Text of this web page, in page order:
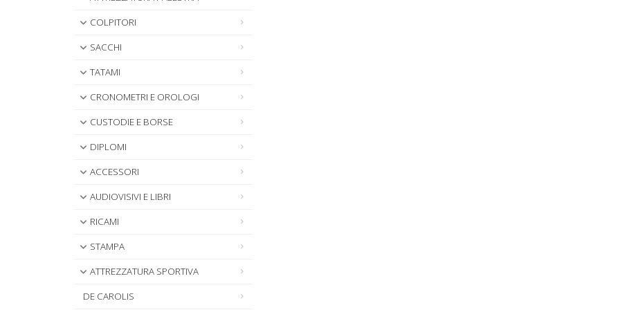
COLPITORI
SACCHI
TATAMI
CRONOMETRI E OROLOGI
CUSTODIE E BORSE
DIPLOMI
ACCESSORI
AUDIOVISIVI E LIBRI
RICAMI
STAMPA
ATTREZZATURA SPORTIVA
DE CAROLIS